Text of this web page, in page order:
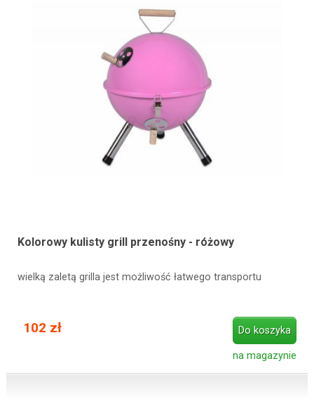
Kolorowy kulisty grill przenośny - różowy
wielką zaletą grilla jest możliwość łatwego transportu
102 zł Do koszyka
na magazynie